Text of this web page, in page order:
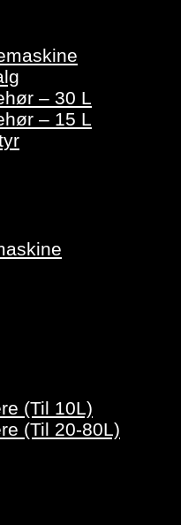
– 30 L
– 15 L
(Til 10L)
(Til 20-80L)